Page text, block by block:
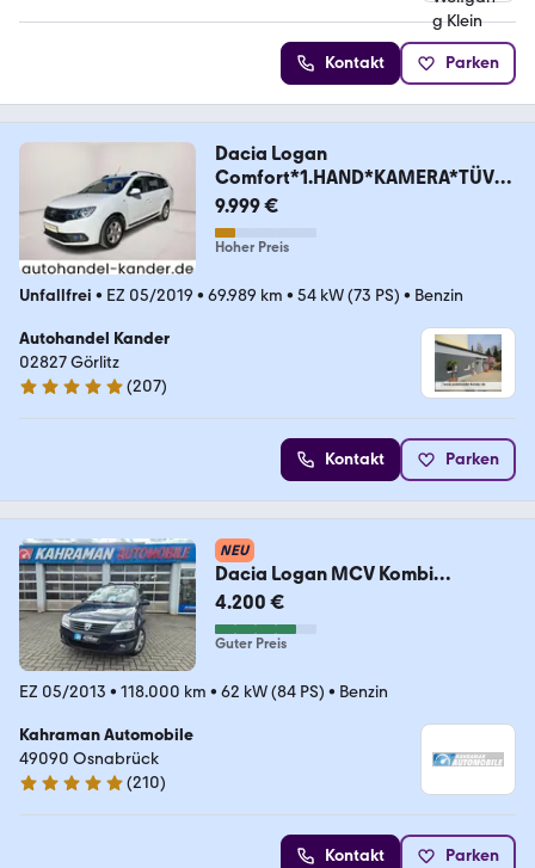
Kontakt Parken
Dacia Logan
Comfort*1.HAND*KAMERA*TÜV
NEU*GARANTIE
9.999 €
Hoher Preis
Unfallfrei • EZ 05/2019 • 69.989 km • 54 kW (73 PS) • Benzin
Autohandel Kander
02827 Görlitz
4.9 Sterne
(207)
Kontakt Parken
NEU
Dacia Logan MCV Kombi
Laureate
4.200 €
Guter Preis
EZ 05/2013 • 118.000 km • 62 kW (84 PS) • Benzin
Kahraman Automobile
49090 Osnabrück
4.8 Sterne
(210)
Kontakt Parken